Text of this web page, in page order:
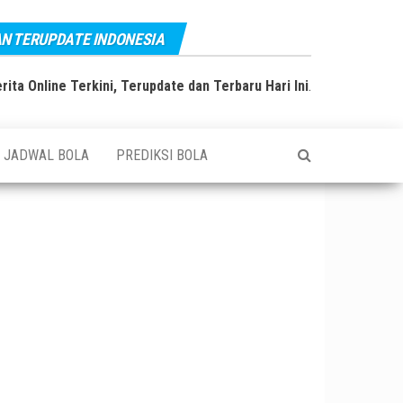
TERUPDATE INDONESIA
Online Terkini, Terupdate dan Terbaru Hari Ini.
JADWAL BOLA PREDIKSI BOLA